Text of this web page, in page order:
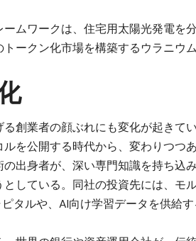
ムワークは、住宅用太陽光発電を
ークン化市場を構築するウラニウ
創業者の顔ぶれにも変化が起きて
を公開する時代から、変わりつつあ
出身者が、深い専門知識を持ち込
している。同社の投資先には、モ
タルや、AI向け学習データを供給